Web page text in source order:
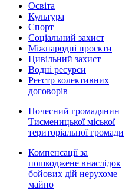
Освіта
Культура
Спорт
Соціальний захист
Міжнародні проєкти
Цивільний захист
Водні ресурси
Реєстр колективних
договорів
Почесний громадянин
Тисменицької міської
територіальної громади
Компенсації за
пошкоджене внаслідок
бойових дій нерухоме
майно